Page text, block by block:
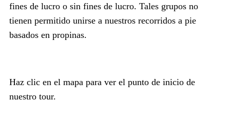
fines de lucro o sin fines de lucro. Tales grupos no
tienen permitido unirse a nuestros recorridos a pie
basados en propinas.
Haz clic en el mapa para ver el punto de inicio de
nuestro tour.